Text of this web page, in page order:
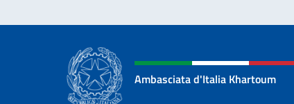
Ambasciata d'Italia Khartoum